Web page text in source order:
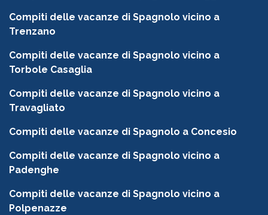
Compiti delle vacanze di Spagnolo vicino a
Trenzano
Compiti delle vacanze di Spagnolo vicino a
Torbole Casaglia
Compiti delle vacanze di Spagnolo vicino a
Travagliato
Compiti delle vacanze di Spagnolo a Concesio
Compiti delle vacanze di Spagnolo vicino a
Padenghe
Compiti delle vacanze di Spagnolo vicino a
Polpenazze